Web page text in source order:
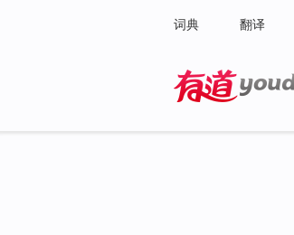
词典 翻译